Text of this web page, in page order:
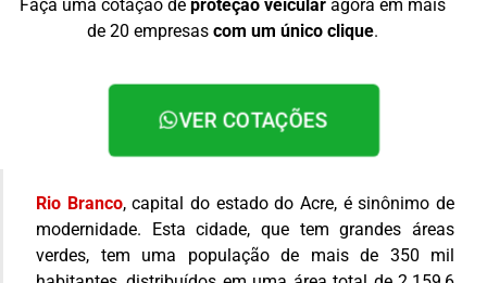
Faça uma cotação de proteção veicular agora em mais
de 20 empresas com um único clique.
VER COTAÇÕES
Rio Branco, capital do estado do Acre, é sinônimo de
modernidade. Esta cidade, que tem grandes áreas
verdes, tem uma população de mais de 350 mil